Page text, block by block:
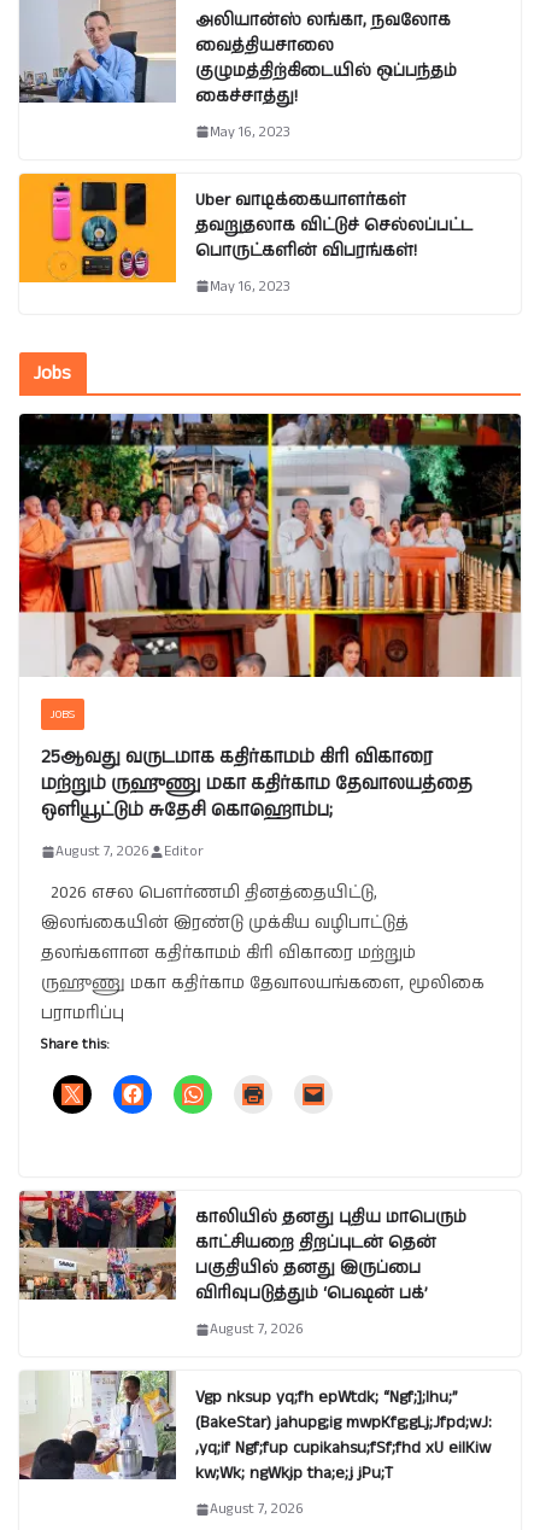
அலியான்ஸ் லங்கா, நவலோக
வைத்தியசாலை
குழுமத்திற்கிடையில் ஒப்பந்தம்
கைச்சாத்து!
May 16, 2023
Uber வாடிக்கையாளர்கள்
தவறுதலாக விட்டுச் செல்லப்பட்ட
பொருட்களின் விபரங்கள்!
May 16, 2023
Jobs
JOBS
25ஆவது வருடமாக கதிர்காமம் கிரி விகாரை
மற்றும் ருஹுணு மகா கதிர்காம தேவாலயத்தை
ஒளியூட்டும் சுதேசி கொஹொம்ப;
August 7, 2026 Editor
2026 எசல பௌர்ணமி தினத்தையிட்டு,
இலங்கையின் இரண்டு முக்கிய வழிபாட்டுத்
தலங்களான கதிர்காமம் கிரி விகாரை மற்றும்
ருஹுணு மகா கதிர்காம தேவாலயங்களை, மூலிகை
பராமரிப்பு
Share this:
காலியில் தனது புதிய மாபெரும்
காட்சியறை திறப்புடன் தென்
பகுதியில் தனது இருப்பை
விரிவுபடுத்தும் ‘பெஷன் பக்’
August 7, 2026
Vgp nksup yq;fh epWtdk; “Ngf;];lhu;”
(BakeStar) jahupg;ig mwpKfg;gLj;Jfpd;wJ:
,yq;if Ngf;fup cupikahsu;fSf;fhd xU eilKiw
kw;Wk; ngWkjp tha;e;j jPu;T
August 7, 2026